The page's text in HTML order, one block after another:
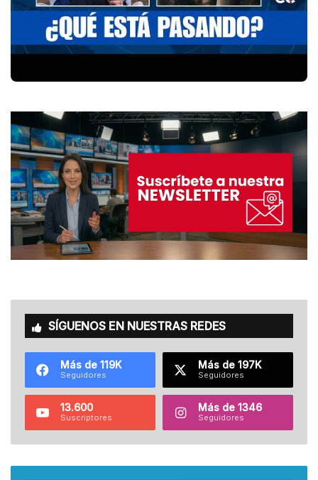
SÍGUENOS EN NUESTRAS REDES
Más de 119K
Seguidores
Más de 197K
Seguidores
13.600
Suscriptores
Más de 1346
Seguidores